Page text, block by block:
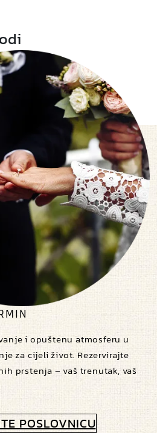
i opuštenu atmosferu u
za cijeli život. Rezervirajte
prstenja – vaš trenutak, vaš
POSLOVNICU